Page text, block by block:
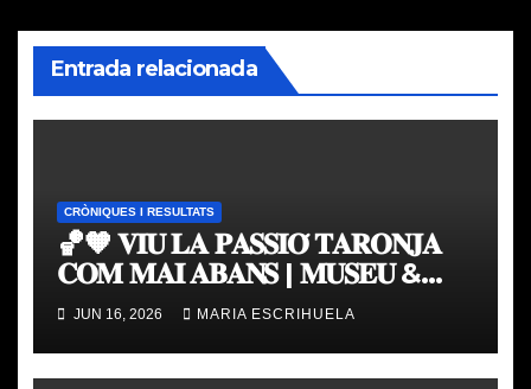
Entrada relacionada
CRÒNIQUES I RESULTATS
🏀🧡 𝐕𝐈𝐔 𝐋𝐀 𝐏𝐀𝐒𝐒𝐈𝐎́ 𝐓𝐀𝐑𝐎𝐍𝐉𝐀
𝐂𝐎𝐌 𝐌𝐀𝐈 𝐀𝐁𝐀𝐍𝐒 | 𝐌𝐔𝐒𝐄𝐔 &
𝐓𝐎𝐔𝐑 𝐕𝐀𝐋𝐄𝐍𝐂𝐈𝐀 𝐁𝐀𝐒𝐊𝐄𝐓
JUN 16, 2026 MARIA ESCRIHUELA